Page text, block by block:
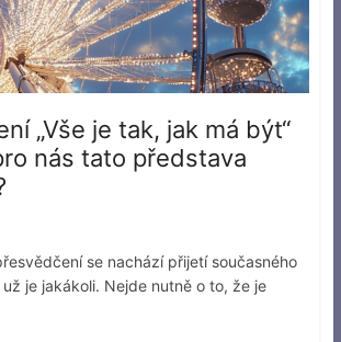
„Vše je tak, jak má být“
nás tato představa
se nachází přijetí současného
je jakákoli. Nejde nutně o to, že je